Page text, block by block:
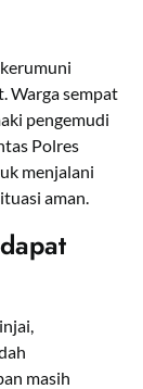
Warga sempat
pengemudi
Polres
menjalani
aman.
masih